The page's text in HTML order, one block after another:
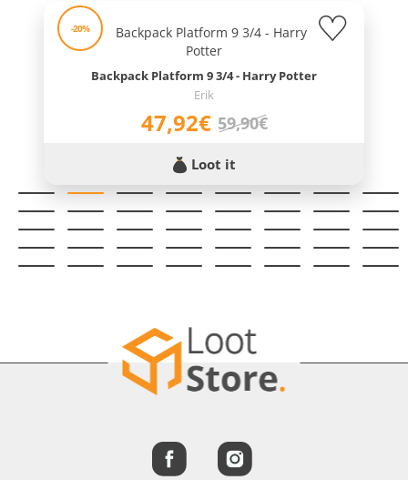
-20%
Backpack Platform 9 3/4 - Harry Potter
Erik
47,92€ 59,90€
Loot it